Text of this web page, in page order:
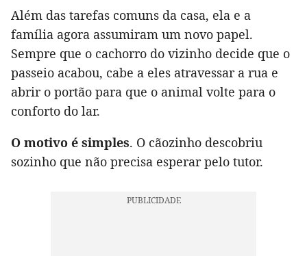
Além das tarefas comuns da casa, ela e a
família agora assumiram um novo papel.
Sempre que o cachorro do vizinho decide que o
passeio acabou, cabe a eles atravessar a rua e
abrir o portão para que o animal volte para o
conforto do lar.
O motivo é simples. O cãozinho descobriu
sozinho que não precisa esperar pelo tutor.